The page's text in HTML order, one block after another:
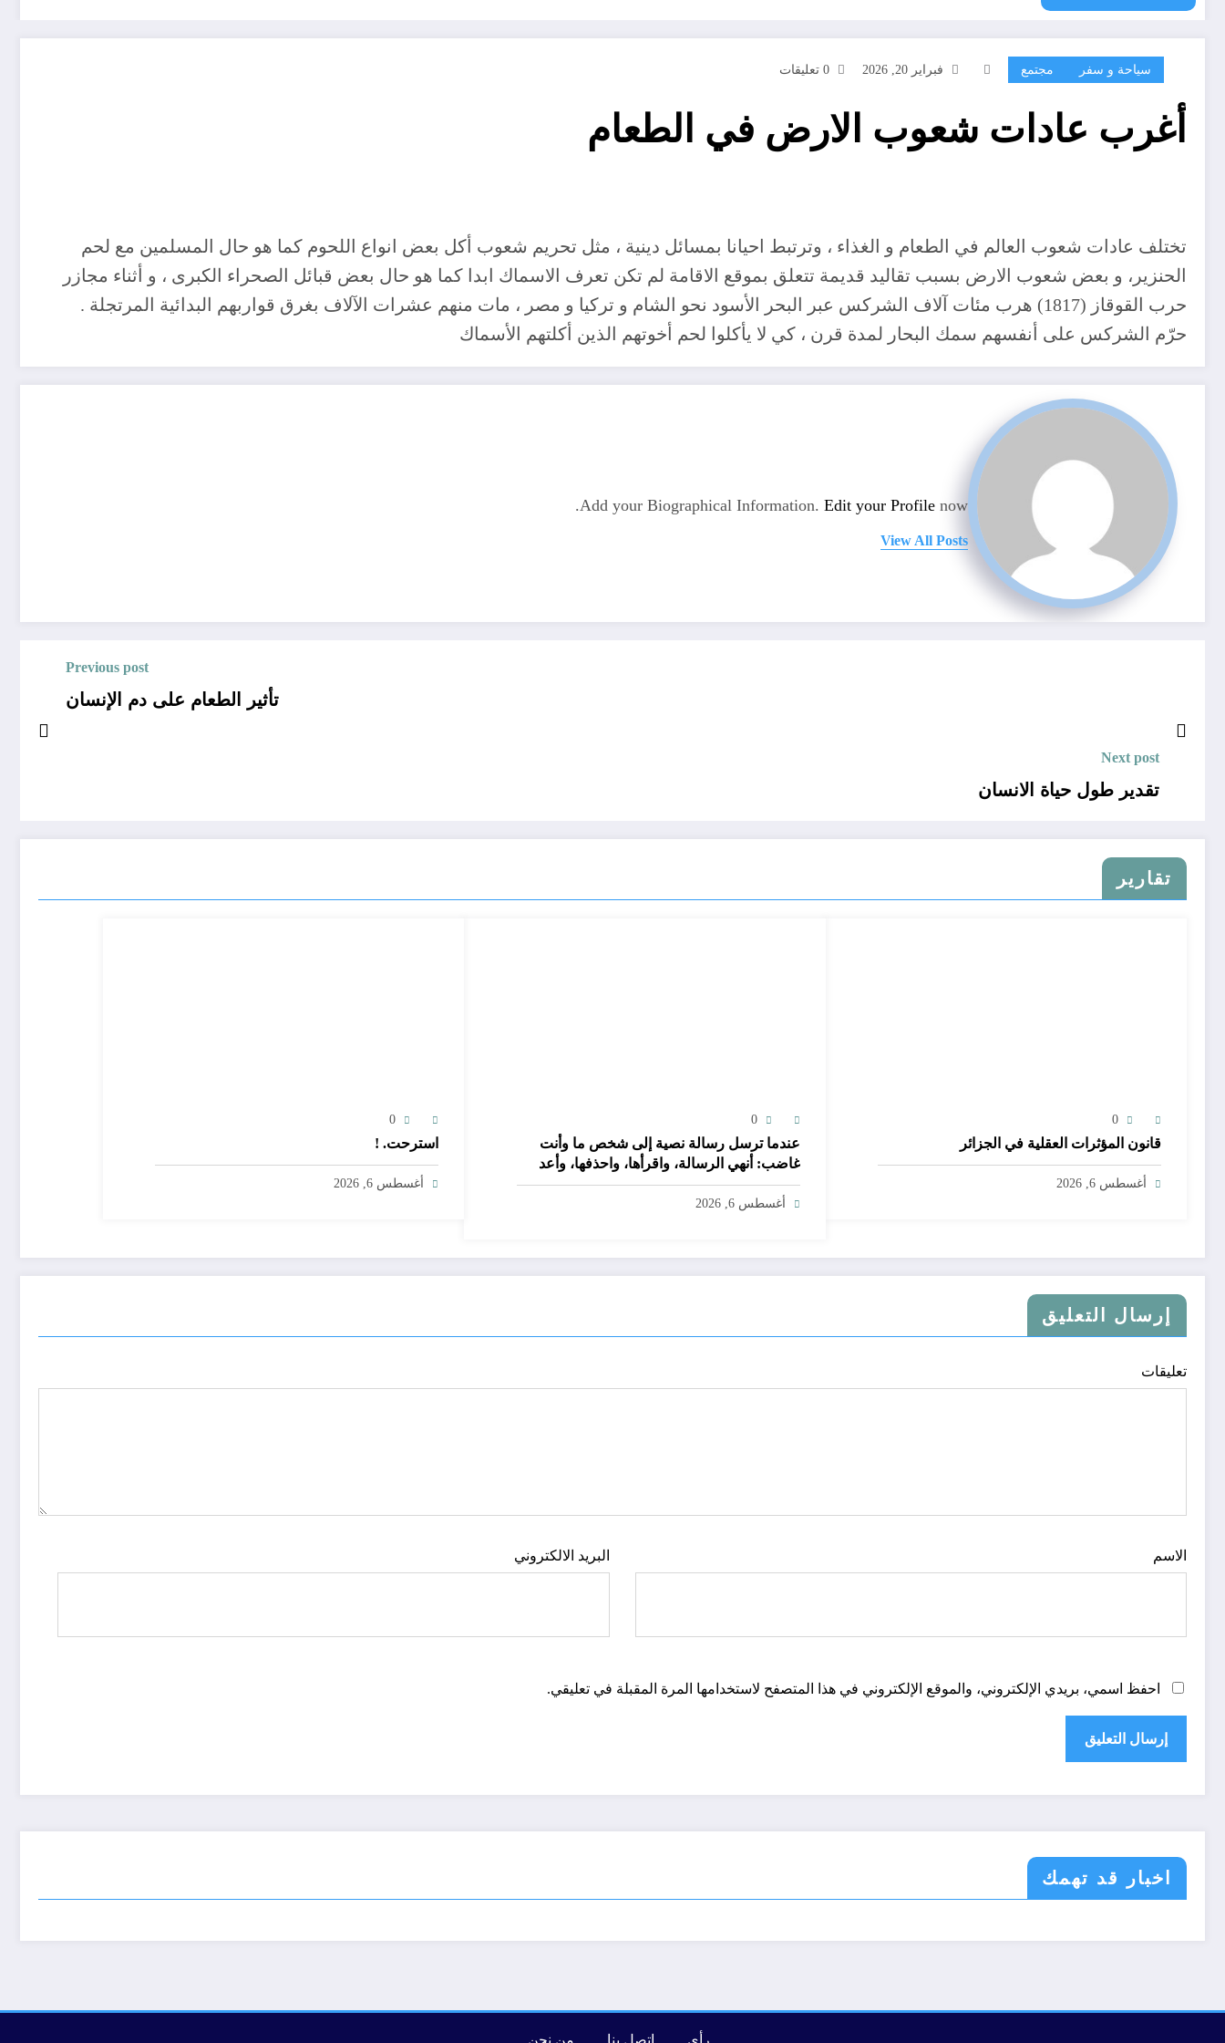
سياحة و سفر مجتمع فبراير 20, 2026 0 تعليقات
أغرب عادات شعوب الارض في الطعام
تختلف عادات شعوب العالم في الطعام و الغذاء ، وترتبط احيانا بمسائل دينية ، مثل تحريم شعوب أكل بعض انواع اللحوم كما هو حال المسلمين مع لحم
الحنزير، و بعض شعوب الارض بسبب تقاليد قديمة تتعلق بموقع الاقامة لم تكن تعرف الاسماك ابدا كما هو حال بعض قبائل الصحراء الكبرى ، و أثناء مجازر
حرب القوقاز (1817) هرب مئات آلاف الشركس عبر البحر الأسود نحو الشام و تركيا و مصر ، مات منهم عشرات الآلاف بغرق قواربهم البدائية المرتجلة .
حرّم الشركس على أنفسهم سمك البحار لمدة قرن ، كي لا يأكلوا لحم أخوتهم الذين أكلتهم الأسماك
Add your Biographical Information. Edit your Profile now.
View All Posts
Previous post
تأثير الطعام على دم الإنسان
Next post
تقدير طول حياة الانسان
تقارير
0
قانون المؤثرات العقلية في الجزائر
أغسطس 6, 2026
0
عندما ترسل رسالة نصية إلى شخص ما وأنت
غاضب: أنهي الرسالة، واقرأها، واحذفها، وأعد
كتابة الرسالة
أغسطس 6, 2026
0
استرحت. !
أغسطس 6, 2026
إرسال التعليق
تعليقات
الاسم البريد الالكتروني
احفظ اسمي، بريدي الإلكتروني، والموقع الإلكتروني في هذا المتصفح لاستخدامها المرة المقبلة في تعليقي.
اخبار قد تهمك